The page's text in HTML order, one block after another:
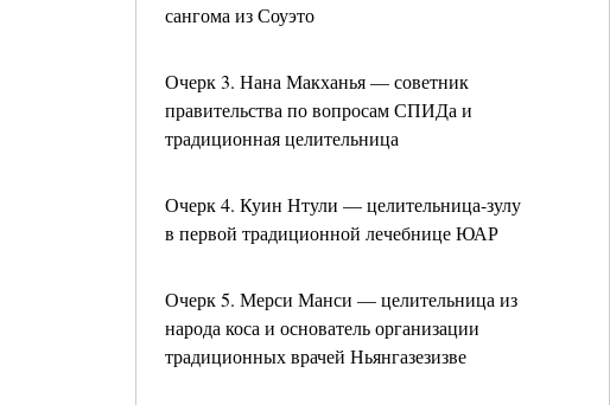
сангома из Соуэто
Очерк 3. Нана Макханья — советник
правительства по вопросам СПИДа и
традиционная целительница
Очерк 4. Куин Нтули — целительница-зулу
в первой традиционной лечебнице ЮАР
Очерк 5. Мерси Манси — целительница из
народа коса и основатель организации
традиционных врачей Ньянгазезизве